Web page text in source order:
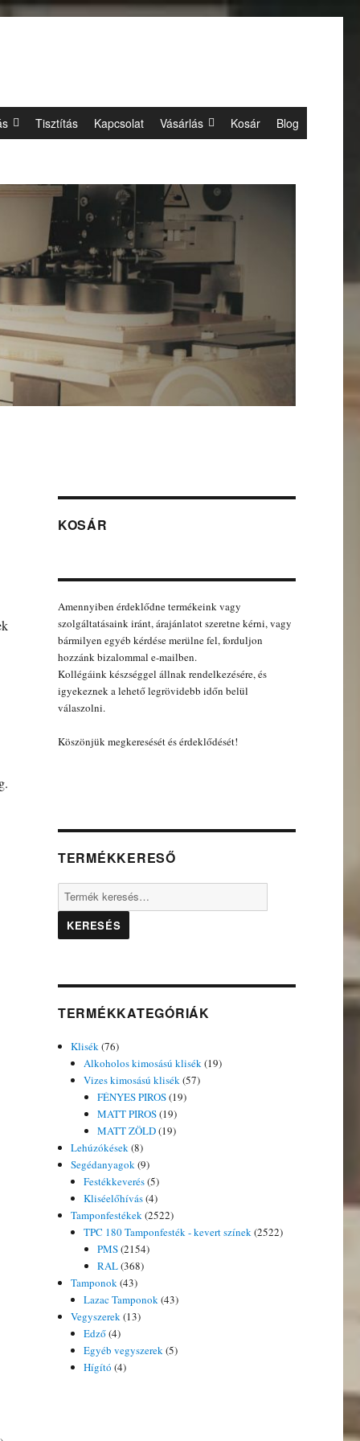
Tisztítás Kapcsolat Vásárlás Kosár Blog
KOSÁR
Amennyiben érdeklődne termékeink vagy
szolgáltatásaink iránt, árajánlatot szeretne kérni, vagy
bármilyen egyéb kérdése merülne fel, forduljon
hozzánk bizalommal e-mailben.
Kollégáink készséggel állnak rendelkezésére, és
igyekeznek a lehető legrövidebb időn belül
válaszolni.
Köszönjük megkeresését és érdeklődését!
TERMÉKKERESŐ
Keresés
a
következőre:
TERMÉKKATEGÓRIÁK
Klisék(76)
Alkoholos kimosású klisék(19)
Vizes kimosású klisék(57)
FÉNYES PIROS(19)
MATT PIROS(19)
MATT ZÖLD(19)
Lehúzókések(8)
Segédanyagok(9)
Festékkeverés(5)
Kliséelőhívás(4)
Tamponfestékek(2522)
TPC 180 Tamponfesték - kevert színek(2522)
PMS(2154)
RAL(368)
Tamponok(43)
Lazac Tamponok(43)
Vegyszerek(13)
Edző(4)
Egyéb vegyszerek(5)
Hígító (4)